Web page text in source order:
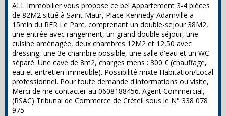
ALL Immobilier vous propose ce bel Appartement 3-4 pièces
de 82M2 situé à Saint Maur, Place Kennedy-Adamville a
15min du RER Le Parc, comprenant un double-sejour 38M2,
une entrée avec rangement, un grand double séjour, une
cuisine aménagée, deux chambres 12M2 et 12,50 avec
dressing, une 3e chambre possible, une salle d'eau et un WC
séparé. Une cave de 8m2, charges mens : 300 € (chauffage,
eau et entretien immeuble). Possibilité mixte Habitation/Local
professionnel. Pour toute demande d'informations ou visite,
Merci de me contacter au 0608188456. Agent Commercial,
(RSAC) Tribunal de Commerce de Créteil sous le N° 338 078
975